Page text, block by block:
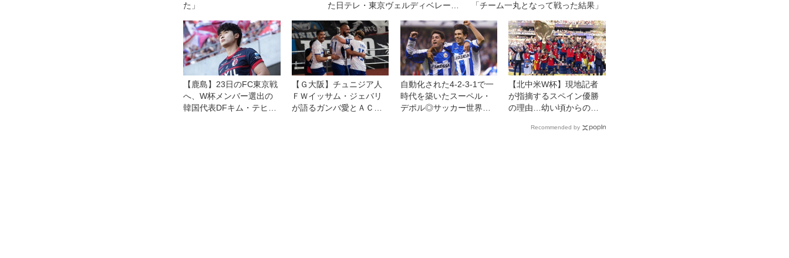
た」
た日テレ・東京ヴェルディベレーザ
「チーム一丸となって戦った結果」
【鹿島】23日のFC東京戦
へ、W杯メンバー選出の
韓国代表DFキム・テヒョ
【Ｇ大阪】チュニジア人
ＦＷイッサム・ジェバリ
が語るガンバ愛とＡＣＬ
自動化された4-2-3-1で一
時代を築いたスーペル・
デポル◎サッカー世界遺
【北中米W杯】現地記者
が指摘するスペイン優勝
の理由…幼い頃からの
ートマティズムを理解
Recommended by